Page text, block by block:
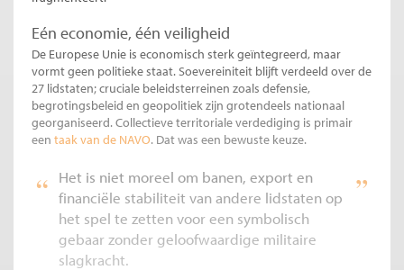
Eén economie, één veiligheid
De Europese Unie is economisch sterk geïntegreerd, maar
vormt geen politieke staat. Soevereiniteit blijft verdeeld over de
27 lidstaten; cruciale beleidsterreinen zoals defensie,
begrotingsbeleid en geopolitiek zijn grotendeels nationaal
georganiseerd. Collectieve territoriale verdediging is primair
een taak van de NAVO. Dat was een bewuste keuze.
Het is niet moreel om banen, export en
financiële stabiliteit van andere lidstaten op
het spel te zetten voor een symbolisch
gebaar zonder geloofwaardige militaire
slagkracht.